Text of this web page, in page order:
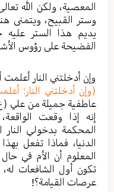
المعصية، ولكن الله
وستر القبيح، ويتمنى
يديم هذا الستر
الفضيحة على رؤوس
وإن أدخلتني النار
(وإن أدخلتني النار؛
عاطفية جميلة من علي
إنه إذا وقعت
المحكمة بدخولي
الدنيا، فماذا تفعل
المعلوم أن الأم في
تكون أول الشافعات
عرصات القيامة؟!